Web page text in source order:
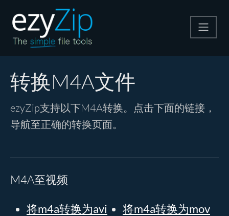
转换M4A文件
ezyZip支持以下M4A转换。点击下面的链接，
导航至正确的转换页面。
M4A至视频
将m4a转换为avi 将m4a转换为mov